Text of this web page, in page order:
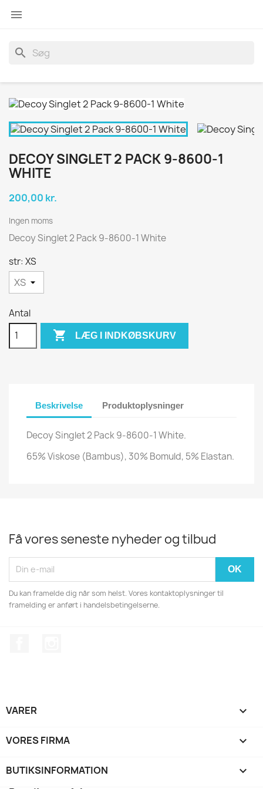

search
DECOY SINGLET 2 PACK 9-8600-1
WHITE
200,00 kr.
Ingen moms
Decoy Singlet 2 Pack 9-8600-1 White
str: XS
Antal
 LÆG I INDKØBSKURV
Beskrivelse Produktoplysninger
Decoy Singlet 2 Pack 9-8600-1 White.
65% Viskose (Bambus), 30% Bomuld, 5% Elastan.
Få vores seneste nyheder og tilbud
Du kan framelde dig når som helst. Vores kontaktoplysninger til
framelding er anført i handelsbetingelserne.
VARER 
VORES FIRMA 
BUTIKSINFORMATION keyboard_arrow_down